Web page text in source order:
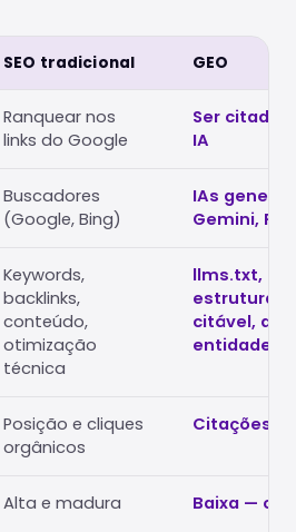
SEO tradicional GEO
Ranquear nos
links do Google
Ser citado
IA
Buscadores
(Google, Bing)
IAs
Gemini,
Keywords,
backlinks,
conteúdo,
otimização
técnica
llms.txt,
citável,
entidade
Posição e cliques
orgânicos
Citações e
Alta e madura Baixa —